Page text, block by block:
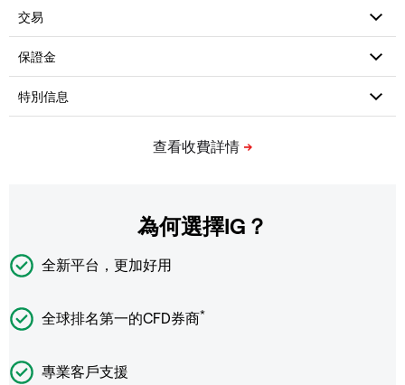
為何選擇IG？
全新平台，更加好用
全球排名第一的CFD券商*
專業客戶支援